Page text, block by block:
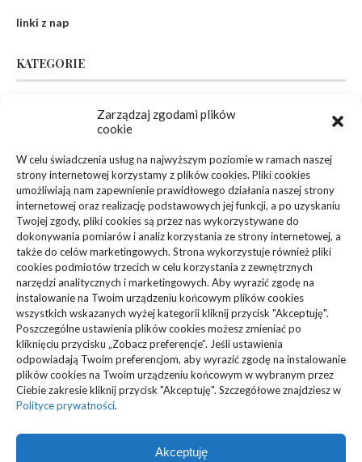
Zarządzaj zgodami plików
cookie
W celu świadczenia usług na najwyższym poziomie w ramach naszej
strony internetowej korzystamy z plików cookies. Pliki cookies
umożliwiają nam zapewnienie prawidłowego działania naszej strony
internetowej oraz realizację podstawowych jej funkcji, a po uzyskaniu
Twojej zgody, pliki cookies są przez nas wykorzystywane do
dokonywania pomiarów i analiz korzystania ze strony internetowej, a
także do celów marketingowych. Strona wykorzystuje również pliki
cookies podmiotów trzecich w celu korzystania z zewnętrznych
narzędzi analitycznych i marketingowych. Aby wyrazić zgodę na
instalowanie na Twoim urządzeniu końcowym plików cookies
wszystkich wskazanych wyżej kategorii kliknij przycisk "Akceptuję".
Poszczególne ustawienia plików cookies możesz zmieniać po
kliknięciu przycisku „Zobacz preferencje”. Jeśli ustawienia
odpowiadają Twoim preferencjom, aby wyrazić zgodę na instalowanie
plików cookies na Twoim urządzeniu końcowym w wybranym przez
Ciebie zakresie kliknij przycisk "Akceptuję". Szczegółowe znajdziesz w
Polityce prywatności.
Akceptuję
linki z nap
KATEGORIE
(95)
Dom, Ogród
Zdrowie, Medycyna
Edukacja, Rozrywka (36)
Sport, Turystyka
Budownictwo, Przemysł
Technologie (23)
Usługi (73)